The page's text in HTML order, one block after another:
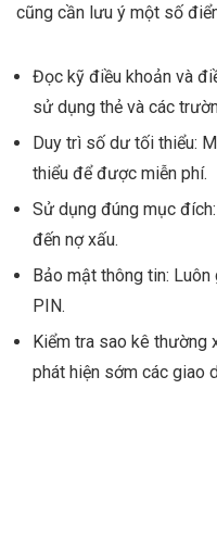
cũng cần lưu ý một số
Đọc kỹ điều khoản và
sử dụng thẻ và các
Duy trì số dư tối thiểu:
thiểu để được miễn phí.
Sử dụng đúng mục
đến nợ xấu.
Bảo mật thông tin:
PIN.
Kiểm tra sao kê thường
phát hiện sớm các giao